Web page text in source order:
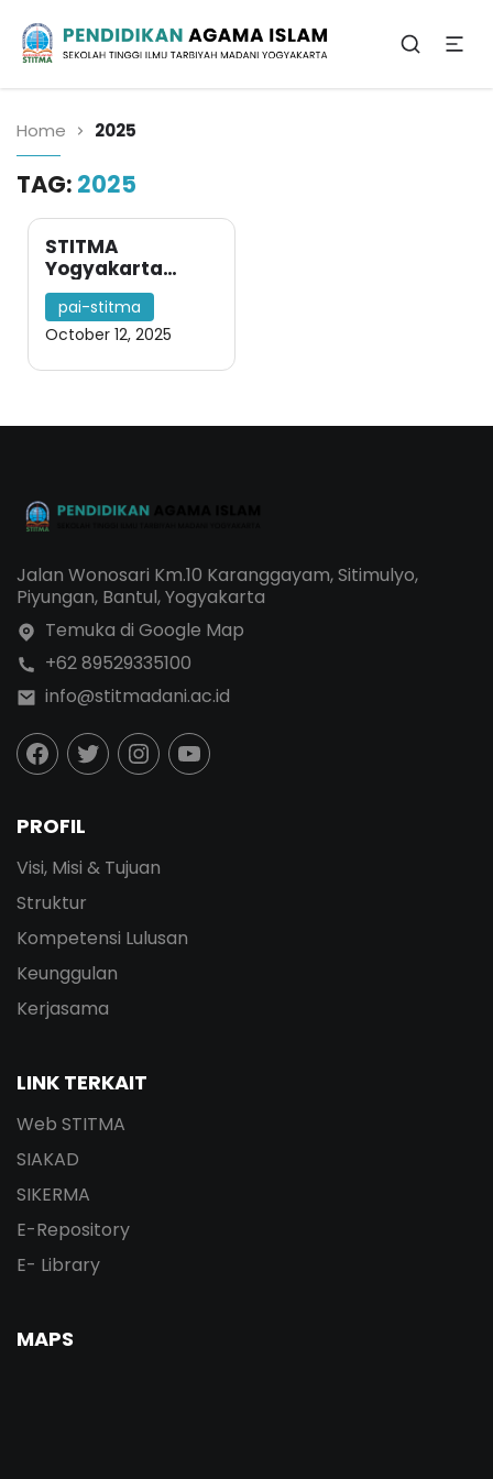
Pendidikan Agama
Islam
Yogyakarta
Home 2025
TAG: 2025
STITMA
Yogyakarta
Terima
Kunjungan Studi
Lanjut dan
Budaya
Raudhatul
pai-stitma
October 12, 2025
Jalan Wonosari Km.10 Karanggayam, Sitimulyo,
Piyungan, Bantul, Yogyakarta
Temuka di Google Map
+62 89529335100
info@stitmadani.ac.id
PROFIL
Visi, Misi & Tujuan
Struktur
Kompetensi Lulusan
Keunggulan
Kerjasama
LINK TERKAIT
Web STITMA
SIAKAD
SIKERMA
E-Repository
E- Library
MAPS